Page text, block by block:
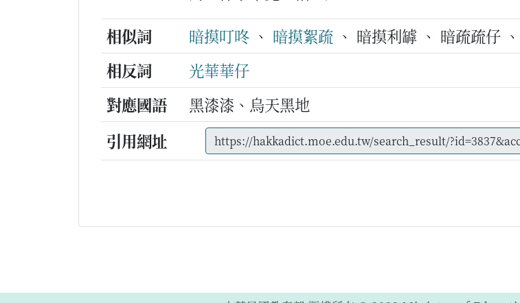
相似詞
暗摸叮咚 、 暗摸絮疏 、 暗摸利罅 、 暗疏疏仔
相反詞
光華華仔
對應國語
黑漆漆、烏天黑地
引用網址